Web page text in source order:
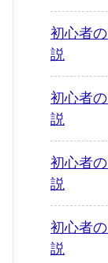
初心者
説
初心者
説
初心者
説
初心者
説